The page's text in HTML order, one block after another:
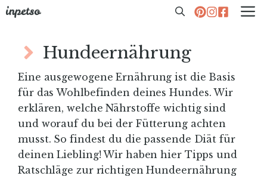
Zum
Hundeernährung
Eine ausgewogene Ernährung ist die Basis
für das Wohlbefinden deines Hundes. Wir
erklären, welche Nährstoffe wichtig sind
und worauf du bei der Fütterung achten
musst. So findest du die passende Diät für
deinen Liebling! Wir haben hier Tipps und
Ratschläge zur richtigen Hundeernährung